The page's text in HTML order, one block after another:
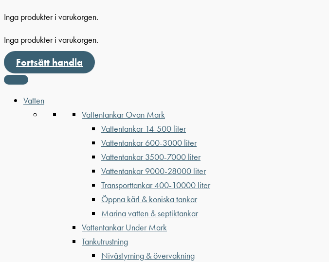
Inga produkter i varukorgen.
Inga produkter i varukorgen.
Fortsätt handla
Vatten
Vattentankar Ovan Mark
Vattentankar 14-500 liter
Vattentankar 600-3000 liter
Vattentankar 3500-7000 liter
Vattentankar 9000-28000 liter
Transporttankar 400-10000 liter
Öppna kärl & koniska tankar
Marina vatten & septiktankar
Vattentankar Under Mark
Tankutrustning
Nivåstyrning & övervakning